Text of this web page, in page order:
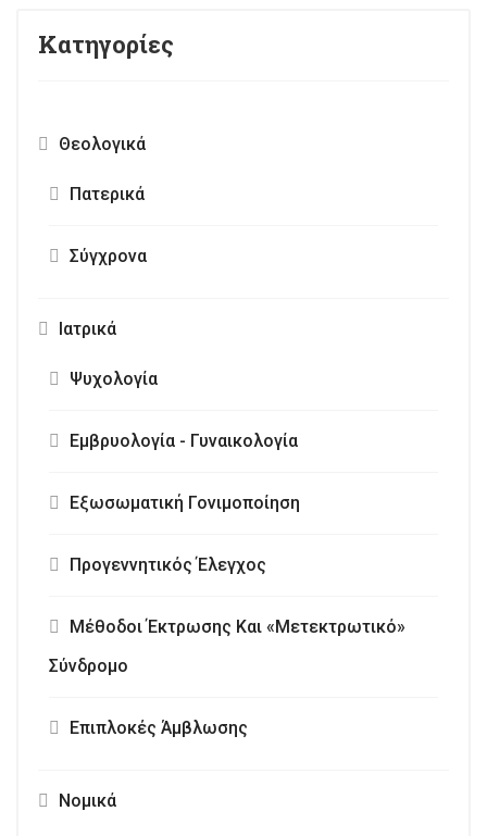
Κατηγορίες
Θεολογικά
Πατερικά
Σύγχρονα
Ιατρικά
Ψυχολογία
Εμβρυολογία - Γυναικολογία
Εξωσωματική Γονιμοποίηση
Προγεννητικός Έλεγχος
Μέθοδοι Έκτρωσης Και «Μετεκτρωτικό»
Σύνδρομο
Επιπλοκές Άμβλωσης
Νομικά